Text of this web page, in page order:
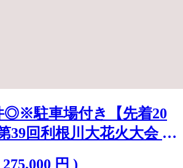
駐車場付き【先着20
39回利根川大花火大会 観
275,000 円 )